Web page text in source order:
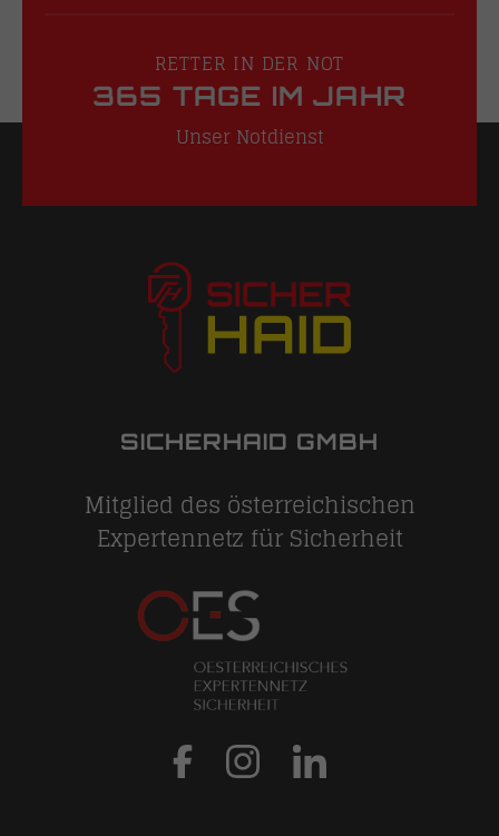
RETTER IN DER NOT
365 TAGE IM JAHR
Unser Notdienst
SICHERHAID GMBH
Mitglied des österreichischen
Expertennetz für Sicherheit